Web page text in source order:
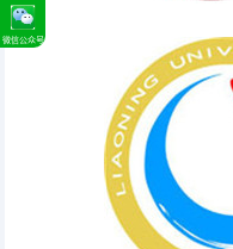
微信公众号